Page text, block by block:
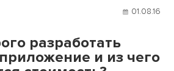
01.08.16
разработать
и из чего